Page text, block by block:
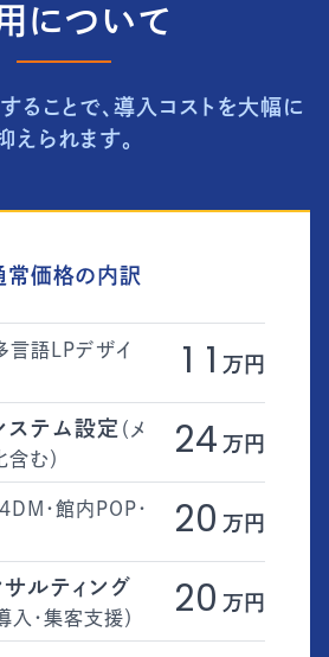
について
ることで、導入コストを大幅に
えられます。
常価格の内訳
言語LPデザイ
1 1 万円
ステム設定 （メ
む）
24 万円
・館内POP・
20 万円
サルティング
入・集客支援） 20 万円